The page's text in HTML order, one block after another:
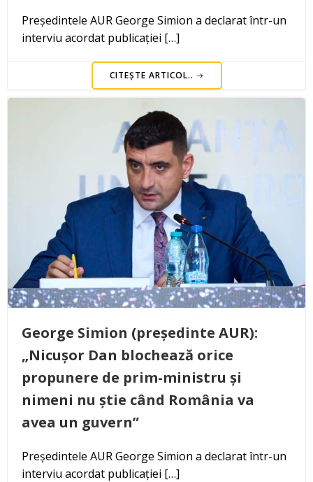
Președintele AUR George Simion a declarat într-un
interviu acordat publicației […]
CITEȘTE ARTICOL..
George Simion (președinte AUR):
„Nicușor Dan blochează orice
propunere de prim-ministru și
nimeni nu știe când România va
avea un guvern”
Președintele AUR George Simion a declarat într-un
interviu acordat publicației […]